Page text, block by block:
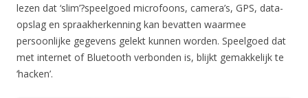
lezen dat ‘slim’?speelgoed microfoons, camera’s, GPS, data-
opslag en spraakherkenning kan bevatten waarmee
persoonlijke gegevens gelekt kunnen worden. Speelgoed dat
met internet of Bluetooth verbonden is, blijkt gemakkelijk te
‘hacken’.